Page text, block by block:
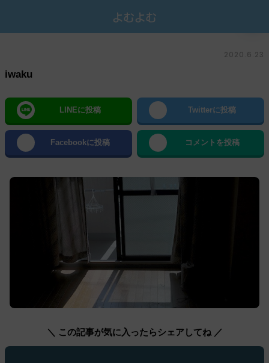
2020.6.23
iwaku
LINEに投稿 Twitterに投稿
Facebookに投稿 コメントを投稿
＼ この記事が気に入ったらシェアしてね ／